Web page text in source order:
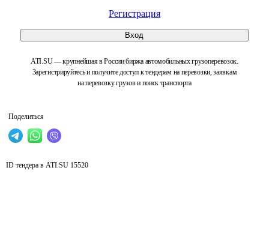
Регистрация
Вход
ATI.SU — крупнейшая в России биржа автомобильных грузоперевозок.
Зарегистрируйтесь и получите доступ к тендерам на перевозки, заявкам
на перевозку грузов и поиск транспорта
Поделиться
ID тендера в ATI.SU 15520